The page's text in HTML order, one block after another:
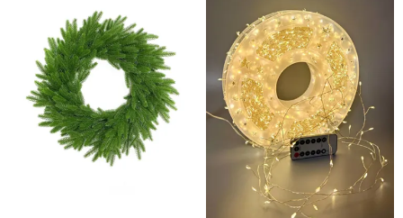
Металлическая 4-х опорная подножка.
Надёжная и долговечная - придаст устойчивости
вашей ёлочке и предотвратит от падения если ваш
котик решит на неё запрыгнуть)
Имеет резиновые наконечники на основаниях,
чтобы сохранить ваше напольное покрытие.